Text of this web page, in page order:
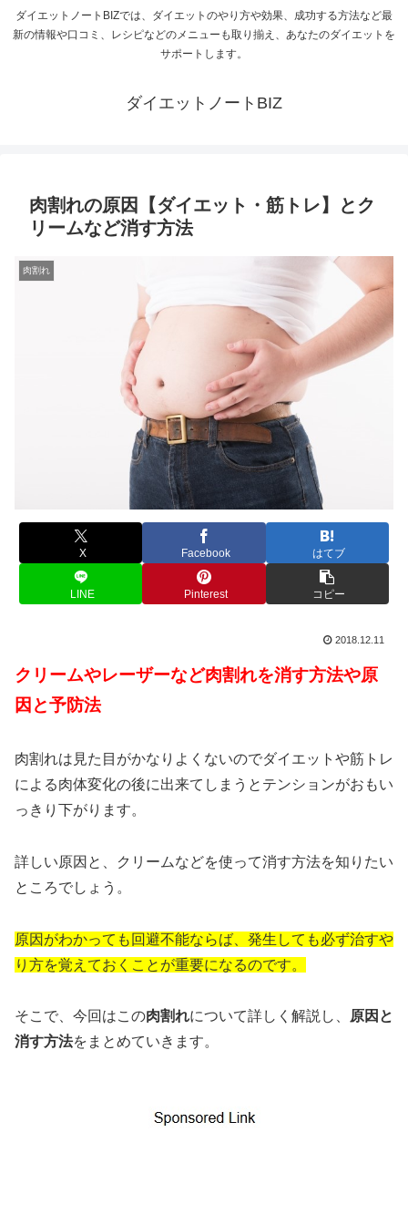
ダイエットノートBIZでは、ダイエットのやり方や効果、成功する方法など最
新の情報や口コミ、レシピなどのメニューも取り揃え、あなたのダイエットを
サポートします。
ダイエットノートBIZ
肉割れの原因【ダイエット・筋トレ】とク
リームなど消す方法
肉割れ
X Facebook はてブ
LINE Pinterest コピー
2018.12.11
クリームやレーザーなど肉割れを消す方法や原
因と予防法
肉割れは見た目がかなりよくないのでダイエットや筋トレ
による肉体変化の後に出来てしまうとテンションがおもい
っきり下がります。
詳しい原因と、クリームなどを使って消す方法を知りたい
ところでしょう。
原因がわかっても回避不能ならば、発生しても必ず治すや
り方を覚えておくことが重要になるのです。
そこで、今回はこの肉割れについて詳しく解説し、 原因と
消す方法をまとめていきます。